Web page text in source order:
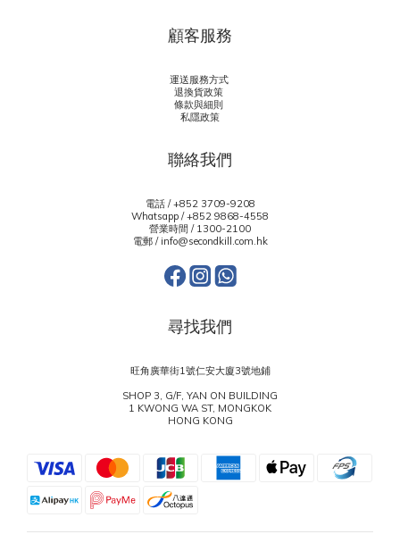
顧客服務
運送服務方式
退換貨政策
條款與細則
私隱政策
聯絡我們
電話 / +852 3709-9208
Whatsapp /+852 9868-4558
營業時間 / 1300-2100
電郵 / info@secondkill.com.hk
尋找我們
旺角廣華街1號仁安大廈3號地鋪
SHOP 3, G/F, YAN ON BUILDING
1 KWONG WA ST, MONGKOK
HONG KONG